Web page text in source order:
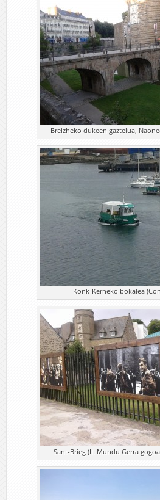
Breizheko dukeen gaztelua,
Konk-Kerneko bokalea
Sant-Brieg (II. Mundu Gerra